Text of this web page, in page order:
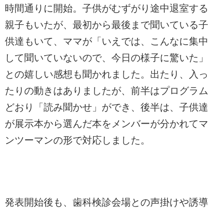
時間通りに開始。子供がむずがり途中退室する
親子もいたが、最初から最後まで聞いている子
供達もいて、ママが「いえでは、こんなに集中
して聞いていないので、今日の様子に驚いた」
との嬉しい感想も聞かれました。出たり、入っ
たりの動きはありましたが、前半はプログラム
どおり「読み聞かせ」ができ、後半は、子供達
が展示本から選んだ本をメンバーが分かれてマ
ンツーマンの形で対応しました。
発表開始後も、歯科検診会場との声掛けや誘導